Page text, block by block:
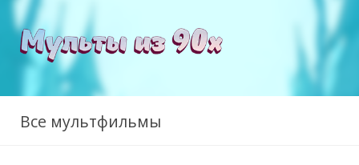
Все мультфильмы